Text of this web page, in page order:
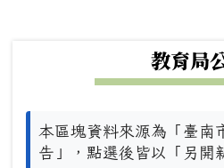
教育局
本區塊資料來源為「臺南
告」，點選後皆以「另開